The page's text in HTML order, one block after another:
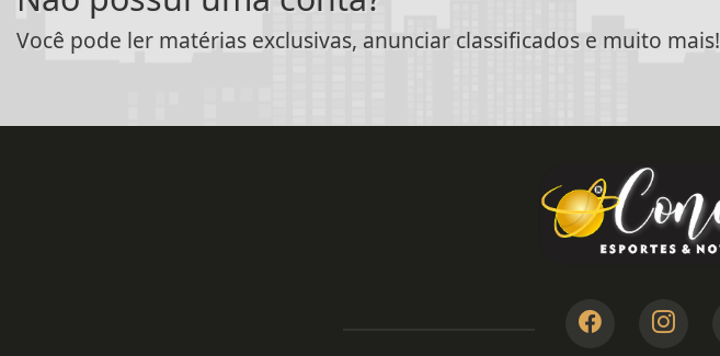
Você pode ler matérias exclusivas, anunciar classificados e muito mais!